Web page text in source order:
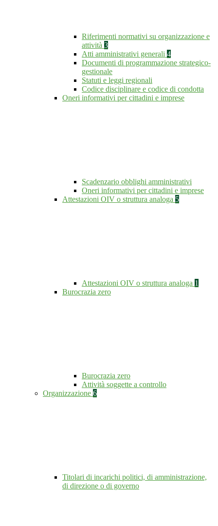
Riferimenti normativi su organizzazione e
attività 3
Atti amministrativi generali 4
Documenti di programmazione strategico-
gestionale
Statuti e leggi regionali
Codice disciplinare e codice di condotta
Oneri informativi per cittadini e imprese
Scadenzario obblighi amministrativi
Oneri informativi per cittadini e imprese
Attestazioni OIV o struttura analoga 5
Attestazioni OIV o struttura analoga 1
Burocrazia zero
Burocrazia zero
Attività soggette a controllo
Organizzazione 6
Titolari di incarichi politici, di amministrazione,
di direzione o di governo